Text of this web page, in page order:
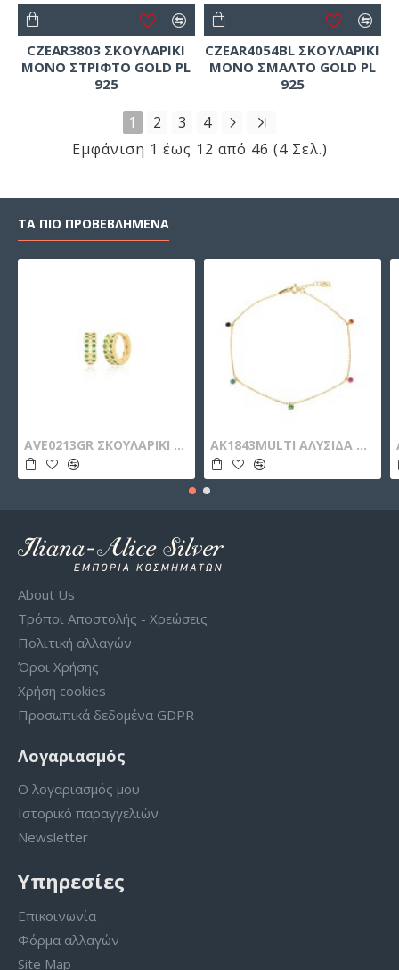
CZEAR3803 ΣΚΟΥΛΑΡΙΚΙ
ΜΟΝΟ ΣΤΡΙΦΤΟ GOLD PL
925
CZEAR4054BL ΣΚΟΥΛΑΡΙΚΙ
ΜΟΝΟ ΣΜΑΛΤΟ GOLD PL
925
1 2 3
4
Εμφάνιση 1 έως 12 από 46 (4 Σελ.)
ΤΑ ΠΙΟ ΠΡΟΒΕΒΛΗΜΕΝΑ
AVE0213GR ΣΚΟΥΛΑΡΙΚΙ ΚΡΙΚΟΣ ZIRGON GOLD PL 925 AK1843MULTI ΑΛΥΣΙΔΑ ΠΟΔΙΟΥ ZIRGON GOLD PL 925
About Us
Τρόποι Αποστολής - Χρεώσεις
Πολιτική αλλαγών
Όροι Χρήσης
Χρήση cookies
Προσωπικά δεδομένα GDPR
Λογαριασμός
Ο λογαριασμός μου
Ιστορικό παραγγελιών
Newsletter
Υπηρεσίες
Επικοινωνία
Φόρμα αλλαγών
Site Map